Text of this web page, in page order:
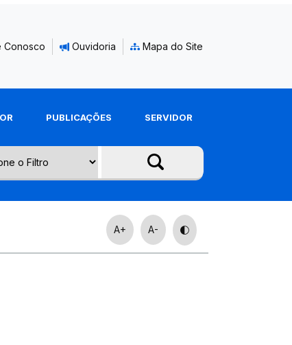
Conosco Ouvidoria Mapa do Site
PUBLICAÇÕES SERVIDOR
A+ A-